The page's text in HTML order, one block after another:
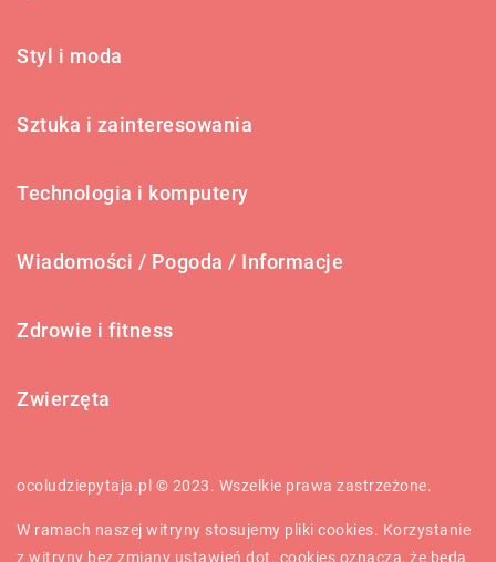
Styl i moda
Sztuka i zainteresowania
Technologia i komputery
Wiadomości / Pogoda / Informacje
Zdrowie i fitness
Zwierzęta
ocoludziepytaja.pl © 2023. Wszelkie prawa zastrzeżone.
W ramach naszej witryny stosujemy pliki cookies. Korzystanie
z witryny bez zmiany ustawień dot. cookies oznacza, że będą